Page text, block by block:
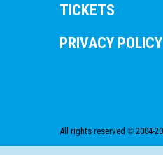
TICKETS
PRIVACY POLICY
All rights reserved © 2004-